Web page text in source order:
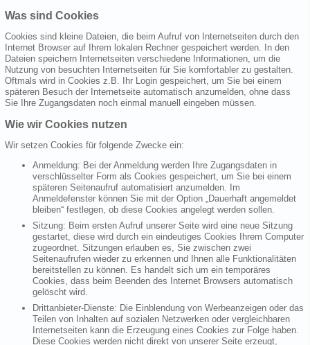
Was sind Cookies
Cookies sind kleine Dateien, die beim Aufruf von Internetseiten durch den
Internet Browser auf Ihrem lokalen Rechner gespeichert werden. In den
Dateien speichern Internetseiten verschiedene Informationen, um die
Nutzung von besuchten Internetseiten für Sie komfortabler zu gestalten.
Oftmals wird in Cookies z.B. Ihr Login gespeichert, um Sie bei einem
späteren Besuch der Internetseite automatisch anzumelden, ohne dass
Sie Ihre Zugangsdaten noch einmal manuell eingeben müssen.
Wie wir Cookies nutzen
Wir setzen Cookies für folgende Zwecke ein:
Anmeldung: Bei der Anmeldung werden Ihre Zugangsdaten in
verschlüsselter Form als Cookies gespeichert, um Sie bei einem
späteren Seitenaufruf automatisiert anzumelden. Im
Anmeldefenster können Sie mit der Option „Dauerhaft angemeldet
bleiben“ festlegen, ob diese Cookies angelegt werden sollen.
Sitzung: Beim ersten Aufruf unserer Seite wird eine neue Sitzung
gestartet, diese wird durch ein eindeutiges Cookies Ihrem Computer
zugeordnet. Sitzungen erlauben es, Sie zwischen zwei
Seitenaufrufen wieder zu erkennen und Ihnen alle Funktionalitäten
bereitstellen zu können. Es handelt sich um ein temporäres
Cookies, dass beim Beenden des Internet Browsers automatisch
gelöscht wird.
Drittanbieter-Dienste: Die Einblendung von Werbeanzeigen oder das
Teilen von Inhalten auf sozialen Netzwerken oder vergleichbaren
Internetseiten kann die Erzeugung eines Cookies zur Folge haben.
Diese Cookies werden nicht direkt von unserer Seite erzeugt,